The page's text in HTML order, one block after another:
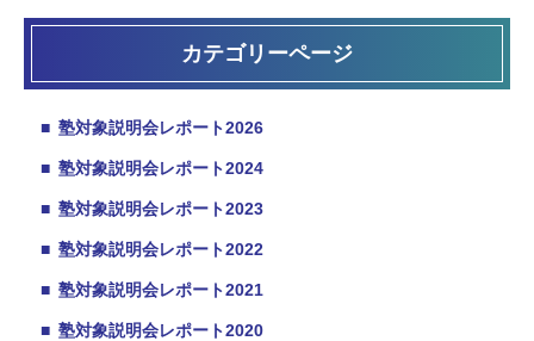
カテゴリーページ
■ 塾対象説明会レポート2026
■ 塾対象説明会レポート2024
■ 塾対象説明会レポート2023
■ 塾対象説明会レポート2022
■ 塾対象説明会レポート2021
■ 塾対象説明会レポート2020